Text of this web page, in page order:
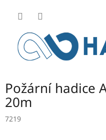
Požární hadice
20m
7219